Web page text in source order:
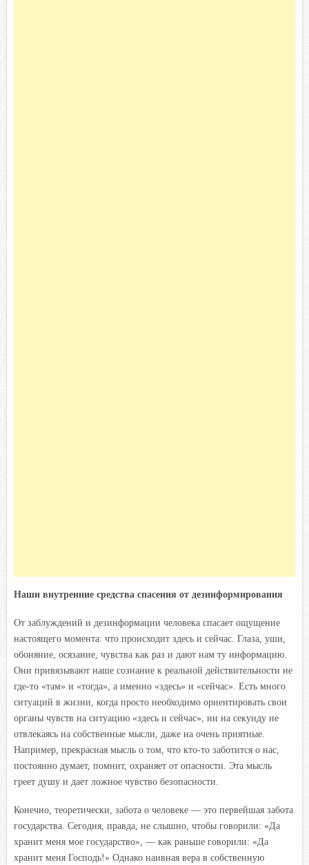
Наши внутренние средства спасения от дезинформирования
От заблуждений и дезинформации человека спасает ощущение
настоящего момента: что происходит здесь и сейчас. Глаза, уши,
обоняние, осязание, чувства как раз и дают нам ту информацию.
Они привязывают наше сознание к реальной действительности не
где-то «там» и «тогда», а именно «здесь» и «сейчас». Есть много
ситуаций в жизни, когда просто необходимо ориентировать свои
органы чувств на ситуацию «здесь и сейчас», ни на секунду не
отвлекаясь на собственные мысли, даже на очень приятные.
Например, прекрасная мысль о том, что кто-то заботится о нас,
постоянно думает, помнит, охраняет от опасности. Эта мысль
греет душу и дает ложное чувство безопасности.
Конечно, теоретически, забота о человеке — это первейшая забота
государства. Сегодня, правда, не слышно, чтобы говорили: «Да
хранит меня мое государство», — как раньше говорили: «Да
хранит меня Господь!» Однако наивная вера в собственную